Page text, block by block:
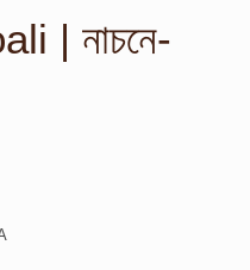
| নাচনে-